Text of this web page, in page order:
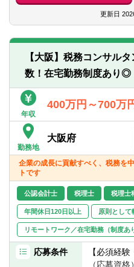
■コミュニ
■思考能力
ちの方
■成長意欲旺
業務等
■資産税を
全等コンサ
■事業承継
税務等
■各種税務
※勤務先：
【アタッ
アタック
は、東京
点を持つ総
作成や事業
支援を行っ
更新日
【大阪】税務コンサル
数！在宅勤務制度あり◎
年収
400万円～700万
勤務地
大阪府
企業の成長に貢献すべく、税務を
トです
公認会計士 税理士 税理士
年間休日120日以上 原則として
リモートワーク／在宅勤務（制度あ
応募条件
【必須経験
（応募資格）